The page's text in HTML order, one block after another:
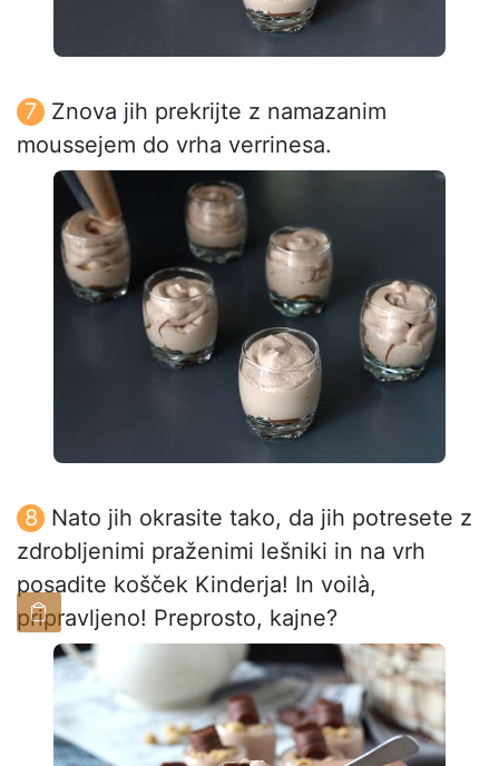
Znova jih prekrijte z namazanim
moussejem do vrha verrinesa.
Nato jih okrasite tako, da jih potresete z
zdrobljenimi praženimi lešniki in na vrh
posadite košček Kinderja! In voilà,
pripravljeno! Preprosto, kajne?